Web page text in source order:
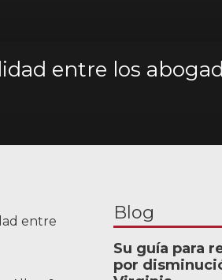
entre los
entre
Blog
Su guía para
por